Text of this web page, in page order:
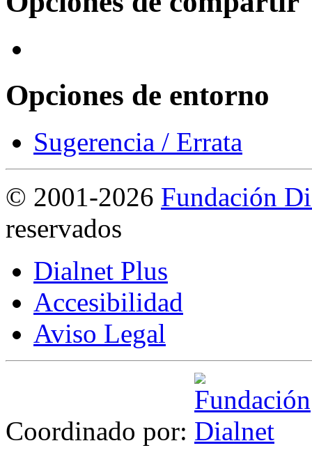
Opciones de entorno
Sugerencia / Errata
© 2001-2026 Fundación
reservados
Dialnet Plus
Accesibilidad
Aviso Legal
Coordinado por: